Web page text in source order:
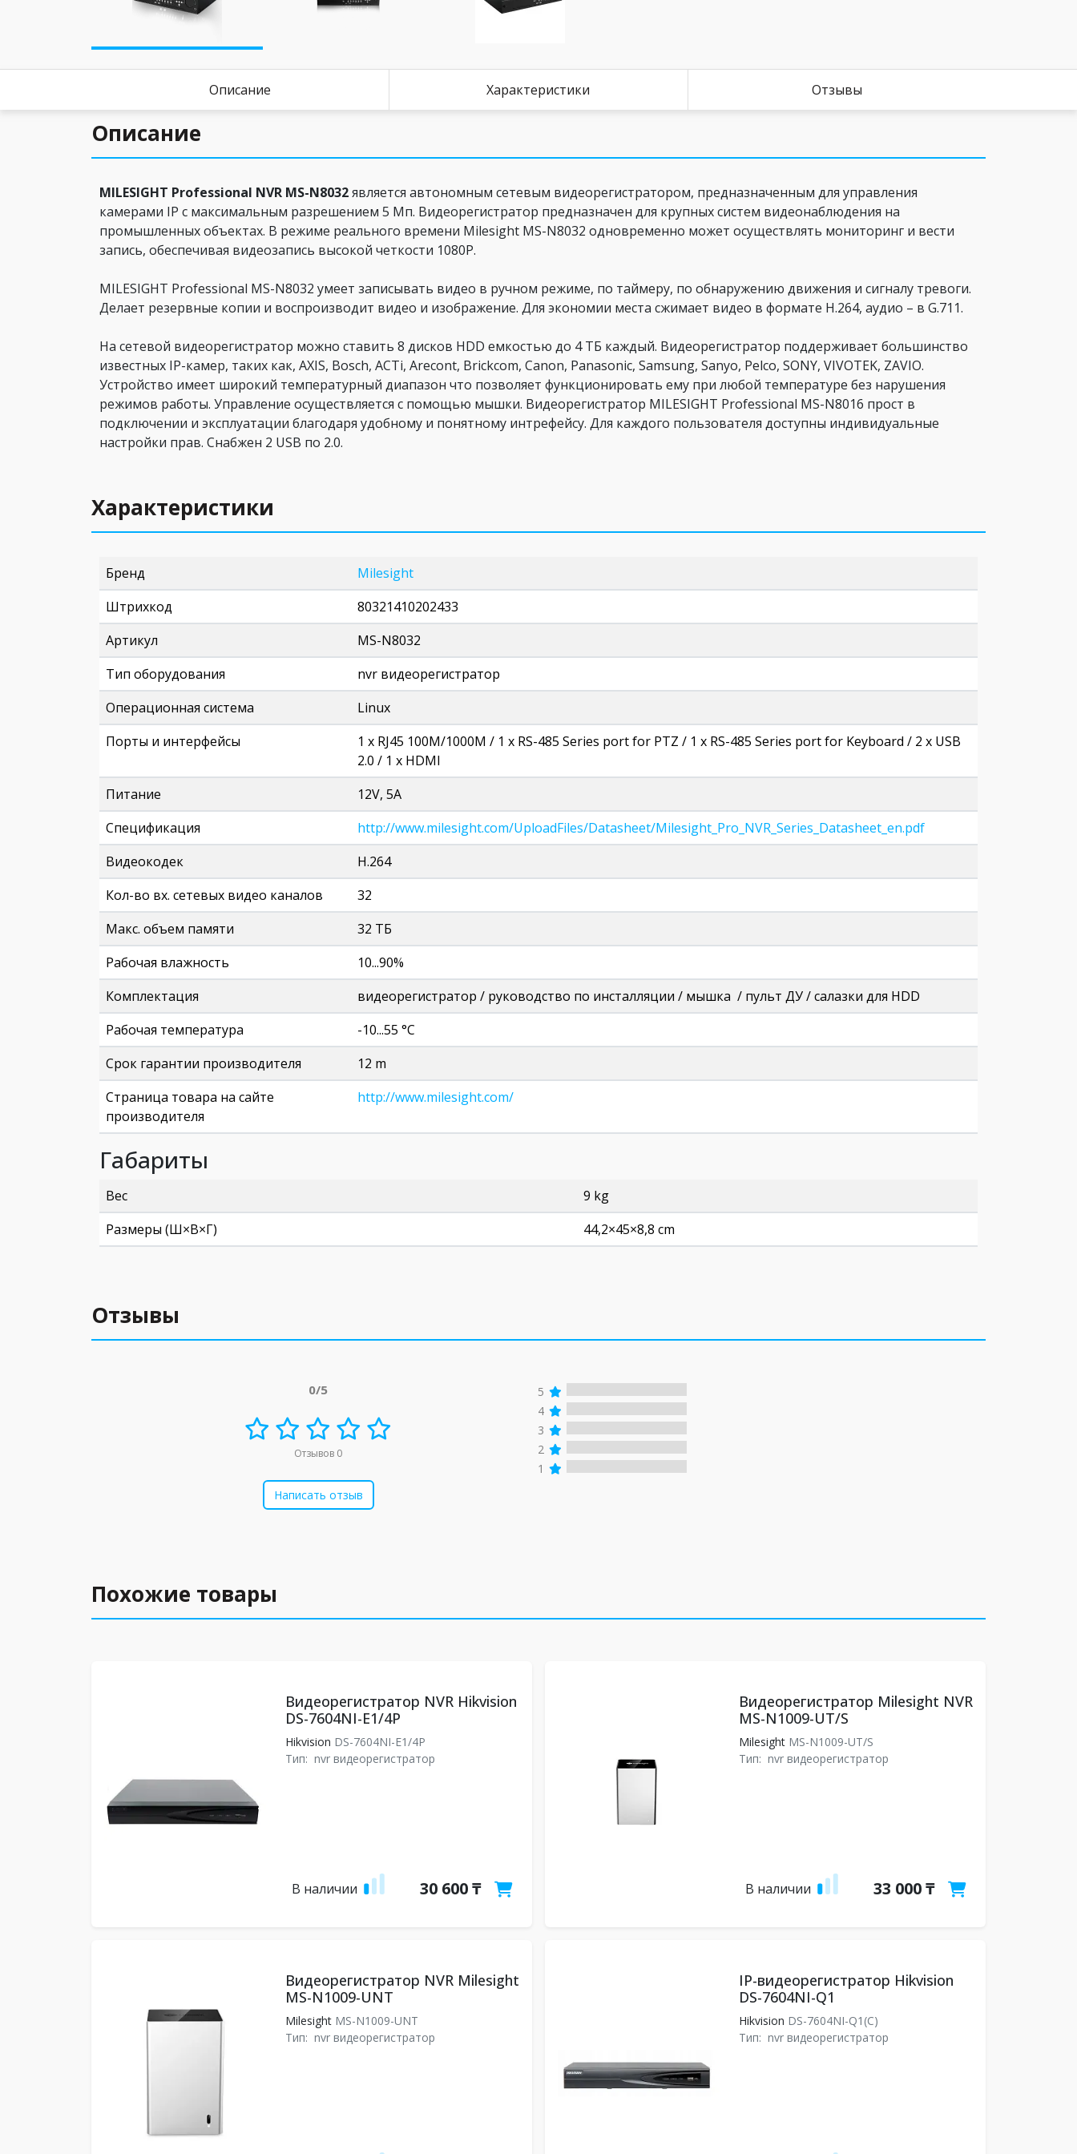
Описание Характеристики Отзывы
Описание
MILESIGHT Professional NVR MS-N8032является автономным сетевым видеорегистратором, предназначенным для управления
камерами IP с максимальным разрешением 5 Мп. Видеорегистратор предназначен для крупных систем видеонаблюдения на
промышленных объектах. В режиме реального времени Milesight MS-N8032 одновременно может осуществлять мониторинг и вести
запись, обеспечивая видеозапись высокой четкости 1080P.
MILESIGHT Professional MS-N8032 умеет записывать видео в ручном режиме, по таймеру, по обнаружению движения и сигналу тревоги.
Делает резервные копии и воспроизводит видео и изображение. Для экономии места сжимает видео в формате H.264, аудио – в G.711.
На сетевой видеорегистратор можно ставить 8 дисков HDD емкостью до 4 ТБ каждый. Видеорегистратор поддерживает большинство
известных IP-камер, таких как, AXIS, Bosch, ACTi, Arecont, Brickcom, Canon, Panasonic, Samsung, Sanyo, Pelco, SONY, VIVOTEK, ZAVIO.
Устройство имеет широкий температурный диапазон что позволяет функционировать ему при любой температуре без нарушения
режимов работы. Управление осуществляется с помощью мышки. Видеорегистратор MILESIGHT Professional MS-N8016 прост в
подключении и эксплуатации благодаря удобному и понятному интрефейсу. Для каждого пользователя доступны индивидуальные
настройки прав. Снабжен 2 USB по 2.0.
Характеристики
Бренд
Milesight
Штрихкод
80321410202433
Артикул
MS-N8032
Тип оборудования
nvr видеорегистратор
Операционная система
Linux
Порты и интерфейсы
1 х RJ45 100M/1000M / 1 х RS-485 Series port for PTZ / 1 х RS-485 Series port for Keyboard / 2 х USB
2.0 / 1 х HDMI
Питание
12V, 5A
Спецификация
http://www.milesight.com/UploadFiles/Datasheet/Milesight_Pro_NVR_Series_Datasheet_en.pdf
Видеокодек
H.264
Кол-во вх. сетевых видео каналов
32
Макс. объем памяти
32 ТБ
Рабочая влажность
10...90%
Комплектация
видеорегистратор / руководство по инсталляции / мышка / пульт ДУ / салазки для HDD
Рабочая температура
-10...55 °C
Срок гарантии производителя
12 m
Страница товара на сайте
производителя
http://www.milesight.com/
Габариты
Вес
9 kg
Размеры (Ш×В×Г)
44,2×45×8,8 cm
Отзывы
0/5
Отзывов 0
Написать отзыв
5
4
3
2
1
Похожие товары
Видеорегистратор NVR Hikvision
DS-7604NI-E1/4P
Hikvision DS-7604NI-E1/4P
Тип: nvr видеорегистратор
В наличии 30 600 ₸
Видеорегистратор Milesight NVR
MS-N1009-UT/S
MilesightMS-N1009-UT/S
Тип: nvr видеорегистратор
В наличии 33 000 ₸
Видеорегистратор NVR Milesight
MS-N1009-UNT
MilesightMS-N1009-UNT
Тип: nvr видеорегистратор
IP-видеорегистратор Hikvision
DS-7604NI-Q1
Hikvision DS-7604NI-Q1(C)
Тип: nvr видеорегистратор